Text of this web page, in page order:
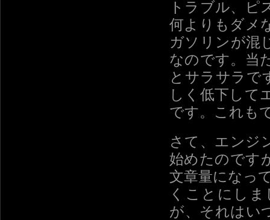
トラブル、
何よりもダメ
ガソリンが混
なのです。当
とサラサラで
しく低下して
です。これも
さて、エンジ
始めたのです
文章量になっ
くことにし
が、それはい